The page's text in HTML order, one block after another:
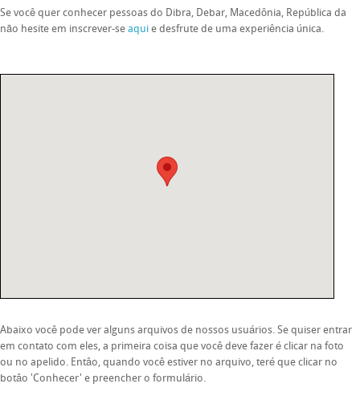
Se você quer conhecer pessoas do Dibra, Debar, Macedônia, República da
não hesite em inscrever-se aqui e desfrute de uma experiência única.
Abaixo você pode ver alguns arquivos de nossos usuários. Se quiser entrar
em contato com eles, a primeira coisa que você deve fazer é clicar na foto
ou no apelido. Entâo, quando você estiver no arquivo, teré que clicar no
botâo 'Conhecer' e preencher o formulário.